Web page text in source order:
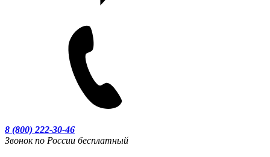
8 (800) 222-30-46
Звонок по России бесплатный